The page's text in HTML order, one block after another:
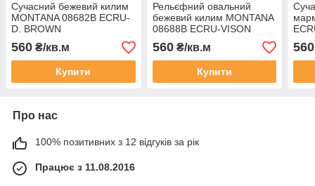
Сучасний бежевий килим
MONTANA 08682B ECRU-
D. BROWN
560 ₴/кв.м
Купити
Рельєфний овальний
бежевий килим MONTANA
08688B ECRU-VISON
560₴/кв.м
Купити
560
Про нас
100% позитивних з 12 відгуків за рік
Працює з 11.08.2016